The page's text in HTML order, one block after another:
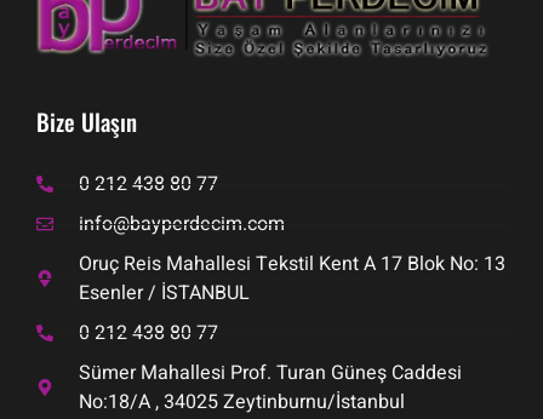
Bize Ulaşın
0 212 438 80 77
info@bayperdecim.com
Oruç Reis Mahallesi Tekstil Kent A 17 Blok No: 13
Esenler / İSTANBUL
0 212 438 80 77
Sümer Mahallesi Prof. Turan Güneş Caddesi
No:18/A , 34025 Zeytinburnu/İstanbul